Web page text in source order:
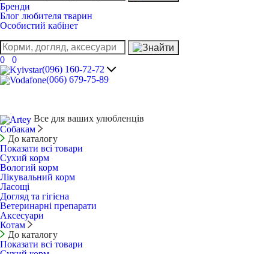
Бренди
Блог любителя тварин
Особистий кабінет
0
0
(096) 160-72-72
(066) 679-75-89
Все для ваших улюбленців
Собакам
До каталогу
Показати всі товари
Сухий корм
Вологий корм
Лікувальний корм
Ласощі
Догляд та гігієна
Ветеринарні препарати
Аксесуари
Котам
До каталогу
Показати всі товари